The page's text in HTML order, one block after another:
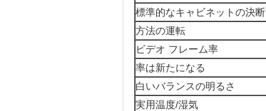
標準的なキャビネットの決断
方法の運転
ビデオ フレーム率
率は新たになる
白いバランスの明るさ
実用温度/湿気